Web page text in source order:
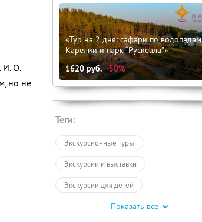
И. О.
но не
«Тур на 2 дня: сафари по водопадам
Карелии и парк “Рускеала"»
1620руб. -50%
Теги:
Экскурсионные туры
Экскурсии и выставки
Экскурсии для детей
Автобусные экскурсии
Показать все